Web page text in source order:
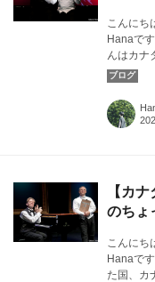
こんにち
Hanaで
んはカナ
カバー画
O'Brien
【カ
のちょ
こんにち
Hanaで
た国、カ